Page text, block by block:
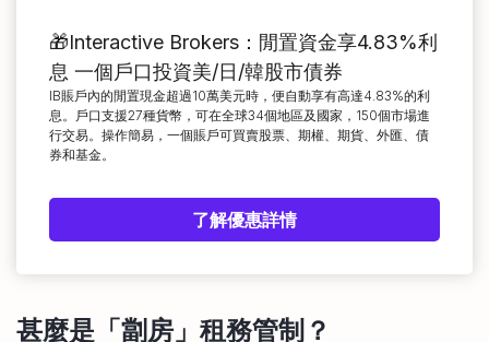
🎁Interactive Brokers：閒置資金享4.83%利
息 一個戶口投資美/日/韓股市債券
IB賬戶內的閒置現金超過10萬美元時，便自動享有高達4.83%的利
息。戶口支援27種貨幣，可在全球34個地區及國家，150個市場進
行交易。操作簡易，一個賬戶可買賣股票、期權、期貨、外匯、債
券和基金。
了解優惠詳情
甚麼是「劏房」租務管制？